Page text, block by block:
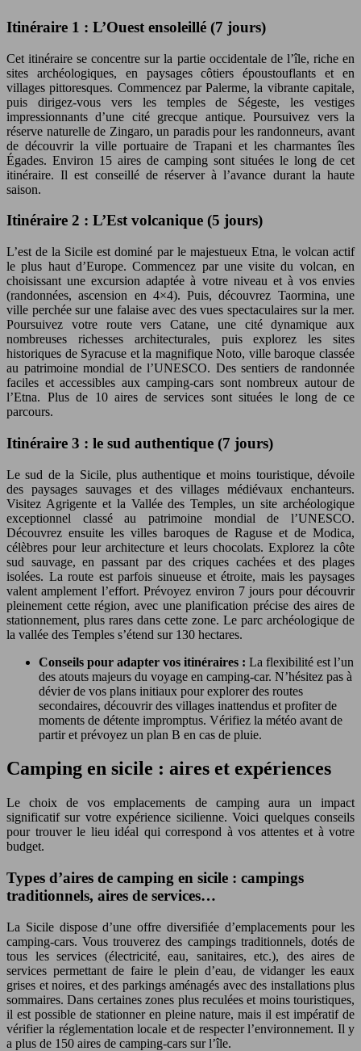
Itinéraire 1 : L’Ouest ensoleillé (7 jours)
Cet itinéraire se concentre sur la partie occidentale de l’île, riche en
sites archéologiques, en paysages côtiers époustouflants et en
villages pittoresques. Commencez par Palerme, la vibrante capitale,
puis dirigez-vous vers les temples de Ségeste, les vestiges
impressionnants d’une cité grecque antique. Poursuivez vers la
réserve naturelle de Zingaro, un paradis pour les randonneurs, avant
de découvrir la ville portuaire de Trapani et les charmantes îles
Égades. Environ 15 aires de camping sont situées le long de cet
itinéraire. Il est conseillé de réserver à l’avance durant la haute
saison.
Itinéraire 2 : L’Est volcanique (5 jours)
L’est de la Sicile est dominé par le majestueux Etna, le volcan actif
le plus haut d’Europe. Commencez par une visite du volcan, en
choisissant une excursion adaptée à votre niveau et à vos envies
(randonnées, ascension en 4×4). Puis, découvrez Taormina, une
ville perchée sur une falaise avec des vues spectaculaires sur la mer.
Poursuivez votre route vers Catane, une cité dynamique aux
nombreuses richesses architecturales, puis explorez les sites
historiques de Syracuse et la magnifique Noto, ville baroque classée
au patrimoine mondial de l’UNESCO. Des sentiers de randonnée
faciles et accessibles aux camping-cars sont nombreux autour de
l’Etna. Plus de 10 aires de services sont situées le long de ce
parcours.
Itinéraire 3 : le sud authentique (7 jours)
Le sud de la Sicile, plus authentique et moins touristique, dévoile
des paysages sauvages et des villages médiévaux enchanteurs.
Visitez Agrigente et la Vallée des Temples, un site archéologique
exceptionnel classé au patrimoine mondial de l’UNESCO.
Découvrez ensuite les villes baroques de Raguse et de Modica,
célèbres pour leur architecture et leurs chocolats. Explorez la côte
sud sauvage, en passant par des criques cachées et des plages
isolées. La route est parfois sinueuse et étroite, mais les paysages
valent amplement l’effort. Prévoyez environ 7 jours pour découvrir
pleinement cette région, avec une planification précise des aires de
stationnement, plus rares dans cette zone. Le parc archéologique de
la vallée des Temples s’étend sur 130 hectares.
Conseils pour adapter vos itinéraires : La flexibilité est l’un
des atouts majeurs du voyage en camping-car. N’hésitez pas à
dévier de vos plans initiaux pour explorer des routes
secondaires, découvrir des villages inattendus et profiter de
moments de détente impromptus. Vérifiez la météo avant de
partir et prévoyez un plan B en cas de pluie.
Camping en sicile : aires et expériences
Le choix de vos emplacements de camping aura un impact
significatif sur votre expérience sicilienne. Voici quelques conseils
pour trouver le lieu idéal qui correspond à vos attentes et à votre
budget.
Types d’aires de camping en sicile : campings
traditionnels, aires de services…
La Sicile dispose d’une offre diversifiée d’emplacements pour les
camping-cars. Vous trouverez des campings traditionnels, dotés de
tous les services (électricité, eau, sanitaires, etc.), des aires de
services permettant de faire le plein d’eau, de vidanger les eaux
grises et noires, et des parkings aménagés avec des installations plus
sommaires. Dans certaines zones plus reculées et moins touristiques,
il est possible de stationner en pleine nature, mais il est impératif de
vérifier la réglementation locale et de respecter l’environnement. Il y
a plus de 150 aires de camping-cars sur l’île.